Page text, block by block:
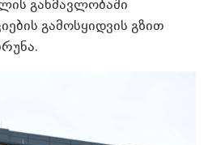
განმავლობაში
გამოსყიდვის გზით